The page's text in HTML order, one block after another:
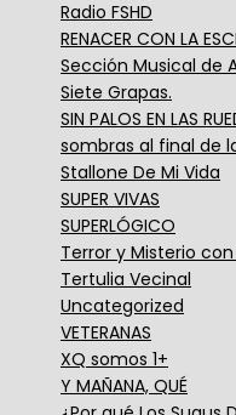
Radio FSHD
RENACER CON LA
Sección Musical de
Siete Grapas.
SIN PALOS EN LAS
sombras al final de
Stallone De Mi Vida
SUPER VIVAS
SUPERLÓGICO
Terror y Misterio con
Tertulia Vecinal
Uncategorized
VETERANAS
XQ somos 1+
Y MAÑANA, QUÉ